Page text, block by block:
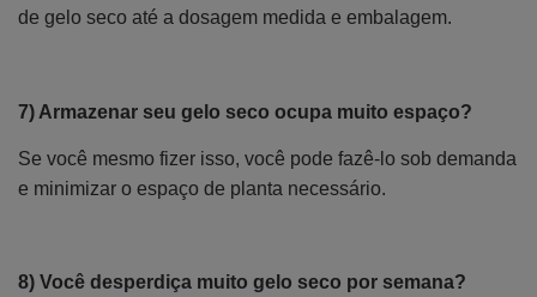
de gelo seco até a dosagem medida e embalagem.
7) Armazenar seu gelo seco ocupa muito espaço?
Se você mesmo fizer isso, você pode fazê-lo sob demanda
e minimizar o espaço de planta necessário.
8) Você desperdiça muito gelo seco por semana?